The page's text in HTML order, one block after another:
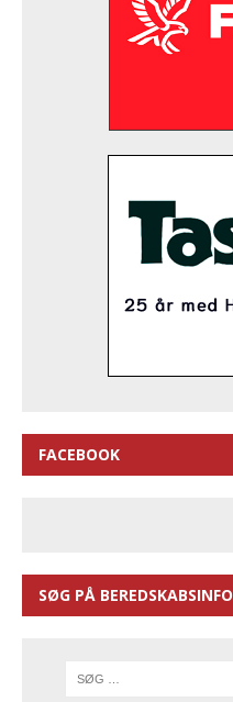
FACEBOOK
SØG PÅ BEREDSKABSINFO